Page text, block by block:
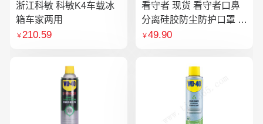
浙江科敏 科敏K4车载冰
箱车家两用
￥210.59
看守者 现货 看守者口鼻
分离硅胶防尘防护口罩 1
个口罩含10片滤芯
￥49.90